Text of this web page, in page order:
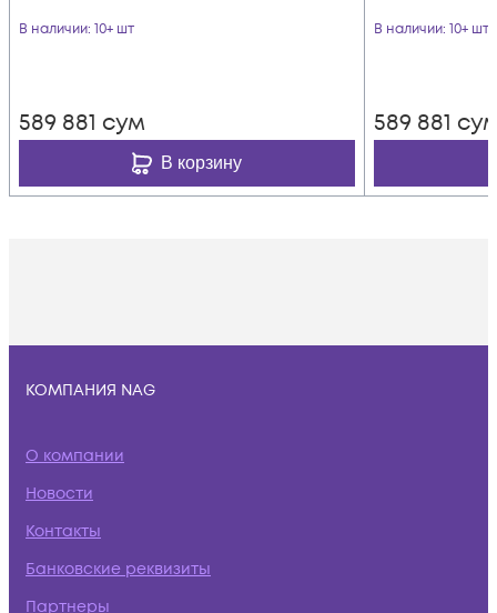
В наличии: 10+ шт
589 881 сум
В корзину
В наличии: 10+ шт
589 881
КОМПАНИЯ NAG
О компании
Новости
Контакты
Банковские реквизиты
Партнеры